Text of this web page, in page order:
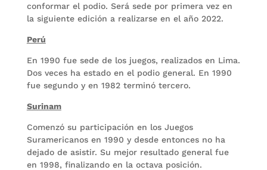
conformar el podio. Será sede por primera vez en
la siguiente edición a realizarse en el año 2022.
Perú
En 1990 fue sede de los juegos, realizados en Lima.
Dos veces ha estado en el podio general. En 1990
fue segundo y en 1982 terminó tercero.
Surinam
Comenzó su participación en los Juegos
Suramericanos en 1990 y desde entonces no ha
dejado de asistir. Su mejor resultado general fue
en 1998, finalizando en la octava posición.